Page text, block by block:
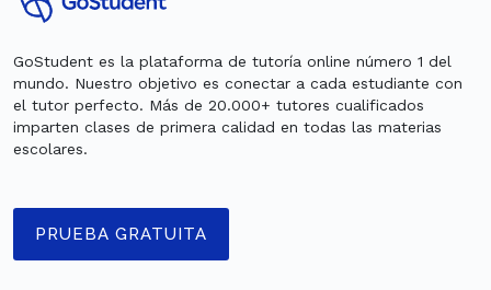
GoStudent es la plataforma de tutoría online número 1 del
mundo. Nuestro objetivo es conectar a cada estudiante con
el tutor perfecto. Más de 20.000+ tutores cualificados
imparten clases de primera calidad en todas las materias
escolares.
PRUEBA GRATUITA